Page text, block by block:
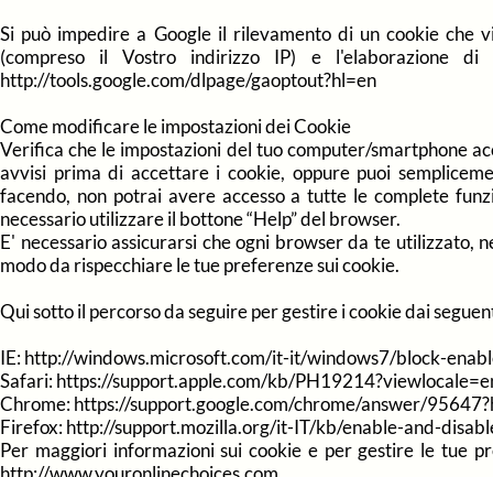
Si può impedire a Google il rilevamento di un cookie che
(compreso il Vostro indirizzo IP) e l'elaborazione
http://tools.google.com/dlpage/gaoptout?hl=en
Come modificare le impostazioni dei Cookie
Verifica che le impostazioni del tuo computer/smartphone
avvisi prima di accettare i cookie, oppure puoi
facendo, non potrai avere accesso a tutte le complete
necessario utilizzare il bottone “Help” del browser.
E' necessario assicurarsi che ogni browser da te utilizzato,
modo da rispecchiare le tue preferenze sui cookie.
Qui sotto il percorso da seguire per gestire i cookie dai
IE:http://windows.microsoft.com/it-it/windows7/block-
Safari: https://support.apple.com/kb/
Chrome: https://support.google.com/chrome/answer/
Firefox: http://support.mozilla.org/it-IT/kb/enable-and-
Per maggiori informazioni sui cookie e per gestire le tue